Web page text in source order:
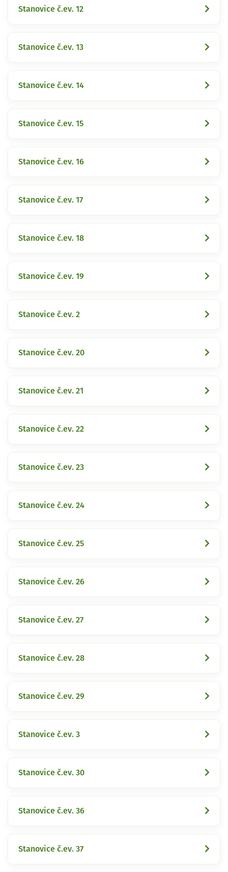
Stanovice č.ev. 12
Stanovice č.ev. 13
Stanovice č.ev. 14
Stanovice č.ev. 15
Stanovice č.ev. 16
Stanovice č.ev. 17
Stanovice č.ev. 18
Stanovice č.ev. 19
Stanovice č.ev. 2
Stanovice č.ev. 20
Stanovice č.ev. 21
Stanovice č.ev. 22
Stanovice č.ev. 23
Stanovice č.ev. 24
Stanovice č.ev. 25
Stanovice č.ev. 26
Stanovice č.ev. 27
Stanovice č.ev. 28
Stanovice č.ev. 29
Stanovice č.ev. 3
Stanovice č.ev. 30
Stanovice č.ev. 36
Stanovice č.ev. 37